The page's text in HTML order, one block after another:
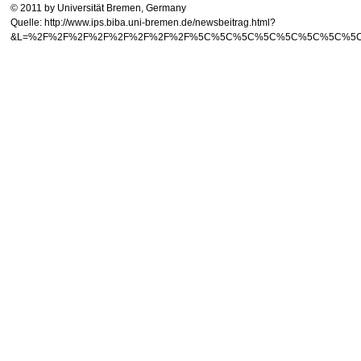
© 2011 by Universität Bremen, Germany
Quelle: http://www.ips.biba.uni-bremen.de/newsbeitrag.html?